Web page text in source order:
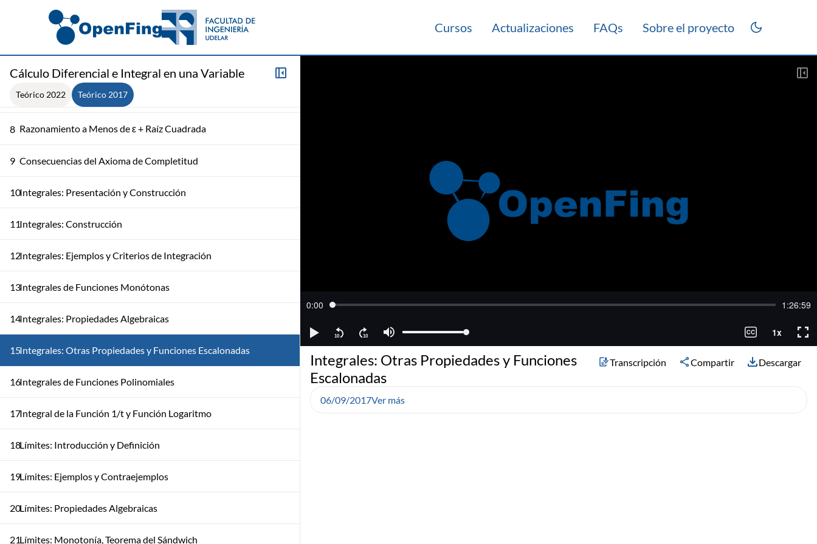
Cursos Actualizaciones FAQs Sobre el proyecto
Cálculo Diferencial e Integral en una Variable
Teórico 2022 Teórico 2017
Números Reales + Enteros Naturales
Los Conjuntos ℤ y ℚ + Axioma de Completitud
8 Razonamiento a Menos de ε + Raíz Cuadrada
9 Consecuencias del Axioma de Completitud
10Integrales: Presentación y Construcción
11Integrales: Construcción
12Integrales: Ejemplos y Criterios de Integración
13Integrales de Funciones Monótonas
14Integrales: Propiedades Algebraicas
15Integrales: Otras Propiedades y Funciones Escalonadas
16Integrales de Funciones Polinomiales
17Integral de la Función 1/t y Función Logaritmo
18Límites: Introducción y Definición
19Límites: Ejemplos y Contraejemplos
20Límites: Propiedades Algebraicas
21Límites: Monotonía, Teorema del Sándwich
Integrales: Otras Propiedades y Funciones
Escalonadas
Transcripción Compartir Descargar
06/09/2017Ver más